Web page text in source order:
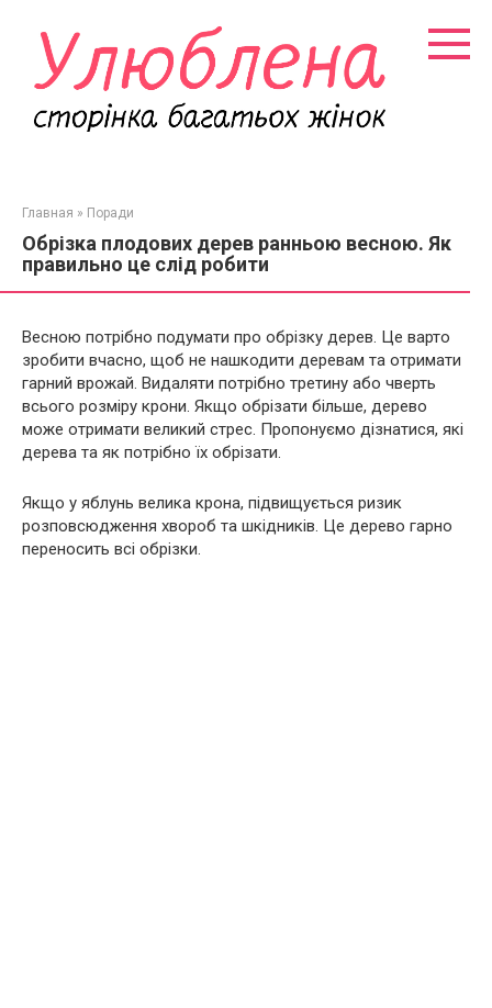
контенту
Главная » Поради
Обрізка плодових дерев ранньою весною. Як
правильно це слід робити
Весною потрібно подумати про обрізку дерев. Це варто
зробити вчасно, щоб не нашкодити деревам та отримати
гарний врожай. Видаляти потрібно третину або чверть
всього розміру крони. Якщо обрізати більше, дерево
може отримати великий стрес. Пропонуємо дізнатися, які
дерева та як потрібно їх обрізати.
Якщо у яблунь велика крона, підвищується ризик
розповсюдження хвороб та шкідників. Це дерево гарно
переносить всі обрізки.